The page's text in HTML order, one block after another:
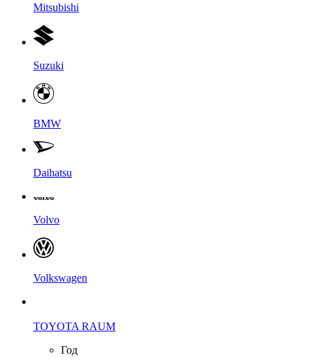
Mitsubishi
Suzuki
BMW
Daihatsu
Volvo
Volkswagen
TOYOTA RAUM
Год